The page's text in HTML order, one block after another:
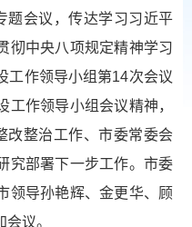
题会议，传达学习习近平
彻中央八项规定精神学习
工作领导小组第14次会议
作领导小组会议精神，
改整治工作、市委常委会
究部署下一步工作。市委
领导孙艳辉、金更华、顾
议。